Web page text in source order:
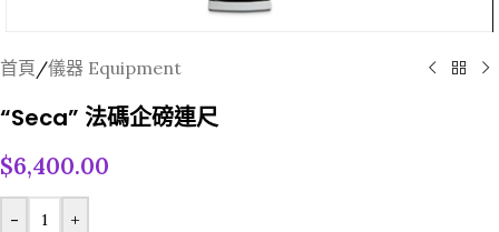
首頁/儀器 Equipment
“Seca” 法碼企磅連尺
$6,400.00
- +